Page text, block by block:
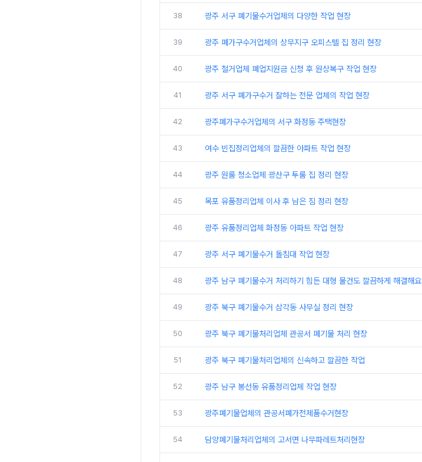
38 광주 서구 폐기물수거업체의 다양한 작업 현장
39 광주 폐가구수거업체의 상무지구 오피스텔 집 정리 현장
40 광주 철거업체 폐업지원금 신청 후 원상복구 작업 현장
41 광주 서구 폐가구수거 잘하는 전문 업체의 작업 현장
42 광주폐가구수거업체의 서구 화정동 주택현장
43 여수 빈집정리업체의 깔끔한 아파트 작업 현장
44 광주 원룸 청소업체 광산구 투룸 집 정리 현장
45 목포 유품정리업체 이사 후 남은 짐 정리 현장
46 광주 유품정리업체 화정동 아파트 작업 현장
47 광주 서구 폐기물수거 돌침대 작업 현장
48 광주 남구 폐기물수거 처리하기 힘든 대형 물건도 깔끔하게 해결해요
49 광주 북구 폐기물수거 삼각동 사무실 정리 현장
50 광주 북구 폐기물처리업체 관공서 폐기물 처리 현장
51 광주 북구 폐기물처리업체의 신속하고 깔끔한 작업
52 광주 남구 봉선동 유품정리업체 작업 현장
53 광주폐기물업체의 관공서폐가전제품수거현장
54 담양폐기물처리업체의 고서면 나무파레트처리현장